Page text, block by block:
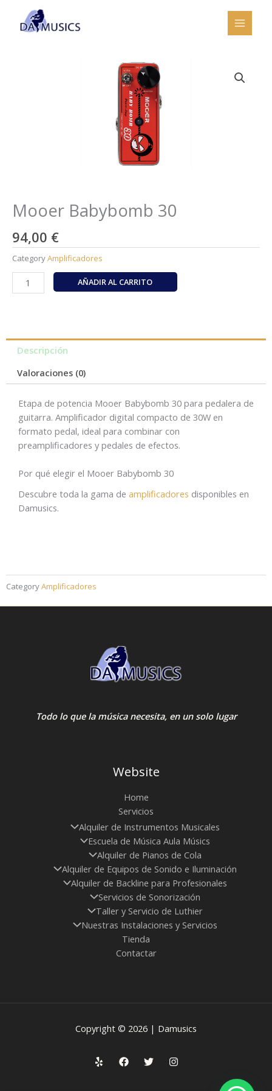
contenido
Mooer Babybomb 30
94,00 €
CategoryAmplificadores
Mooer
Babybomb
AÑADIR AL CARRITO
Descripción
Valoraciones (0)
Etapa de potencia Mooer Babybomb 30 para pedalera de
guitarra. Amplificador digital compacto de 30W en
formato pedal, ideal para combinar con
preamplificadores y pedales de efectos.
Por qué elegir el Mooer Babybomb 30
Descubre toda la gama de amplificadores disponibles en
Damusics.
CategoryAmplificadores
Todo lo que la música necesita, en un solo lugar
Website
Home
Servicios
Alquiler de Instrumentos Musicales
Escuela de Música Aula Músics
Alquiler de Pianos de Cola
Alquiler de Equipos de Sonido e Iluminación
Alquiler de Backline para Profesionales
Servicios de Sonorización
Taller y Servicio de Luthier
Nuestras Instalaciones y Servicios
Tienda
Contactar
Copyright © 2026 | Damusics